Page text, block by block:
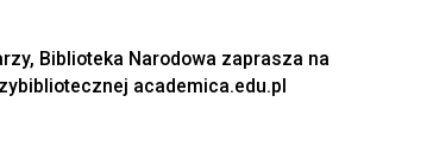
Biblioteka Narodowa zaprasza na
academica.edu.pl